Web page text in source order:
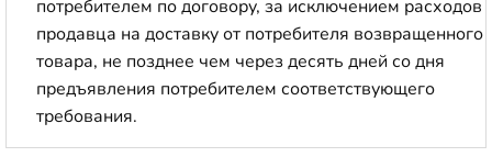
потребителем по договору, за исключением расходов
продавца на доставку от потребителя возвращенного
товара, не позднее чем через десять дней со дня
предъявления потребителем соответствующего
требования.